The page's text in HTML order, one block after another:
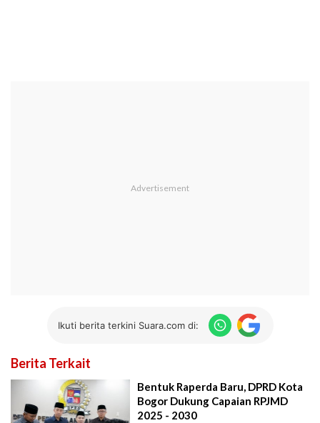
Ikuti berita terkini Suara.com di:
Berita Terkait
Bentuk Raperda Baru, DPRD Kota
Bogor Dukung Capaian RPJMD
2025 - 2030